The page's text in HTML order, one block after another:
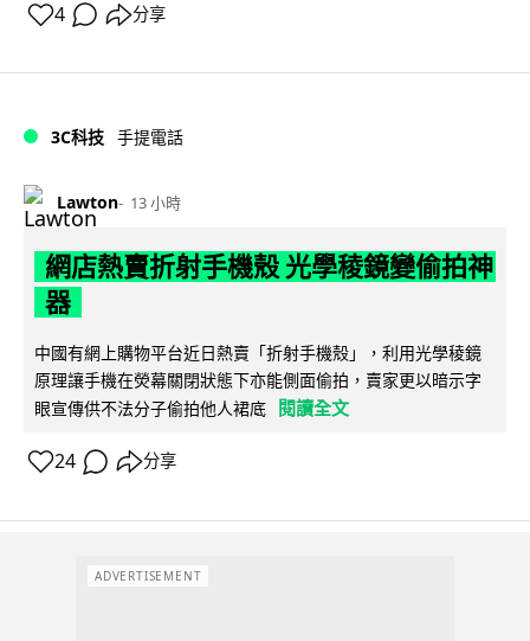
4 分享
3C科技 手提電話
Lawton 13 小時
網店熱賣折射手機殼 光學稜鏡變偷拍神
器
中國有網上購物平台近日熱賣「折射手機殼」，利用光學稜鏡
原理讓手機在熒幕關閉狀態下亦能側面偷拍，賣家更以暗示字
眼宣傳供不法分子偷拍他人裙底
閱讀全文
24 分享
ADVERTISEMENT